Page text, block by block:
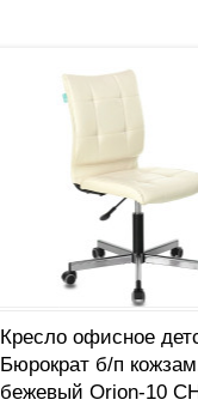
Кресло офисное
Бюрократ б/п
бежевый Orion-10